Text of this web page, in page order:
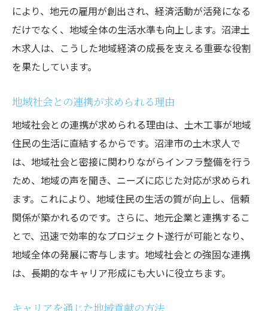
により、地元の雇用が創出され、経済活動が活発になる
だけでなく、地域全体の生活水準も向上します。沼津土
木求人は、こうした地域経済の成長を支える重要な役割
を果たしています。
地域社会との連携が求められる理由
地域社会との連携が求められる理由は、土木工事が地域
住民の生活に直結するからです。沼津市の土木求人で
は、地域社会と密接に関わりながらインフラ整備を行う
ため、地域の声を聞き、ニーズに応じた対応が求められ
ます。これにより、地域住民の生活の質が向上し、信頼
関係が築かれるのです。さらに、地元企業と連携するこ
とで、迅速で効率的なプロジェクト遂行が可能となり、
地域全体の発展に寄与します。地域社会との強固な連携
は、長期的なキャリア形成にも大いに役立ちます。
キャリアを通じた地域貢献の方法